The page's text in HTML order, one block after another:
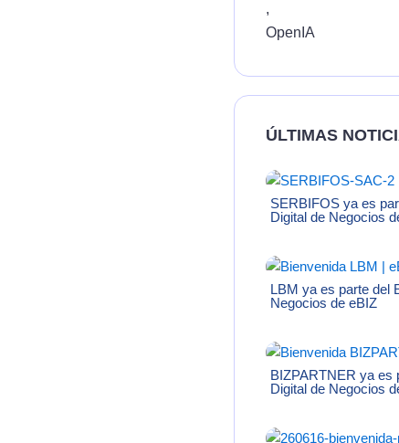
,
OpenIA
ÚLTIMAS
SERBIFOS ya es
Digital de Negocios
LBM ya es parte del
Negocios de eBIZ
BIZPARTNER ya es
Digital de Negocios